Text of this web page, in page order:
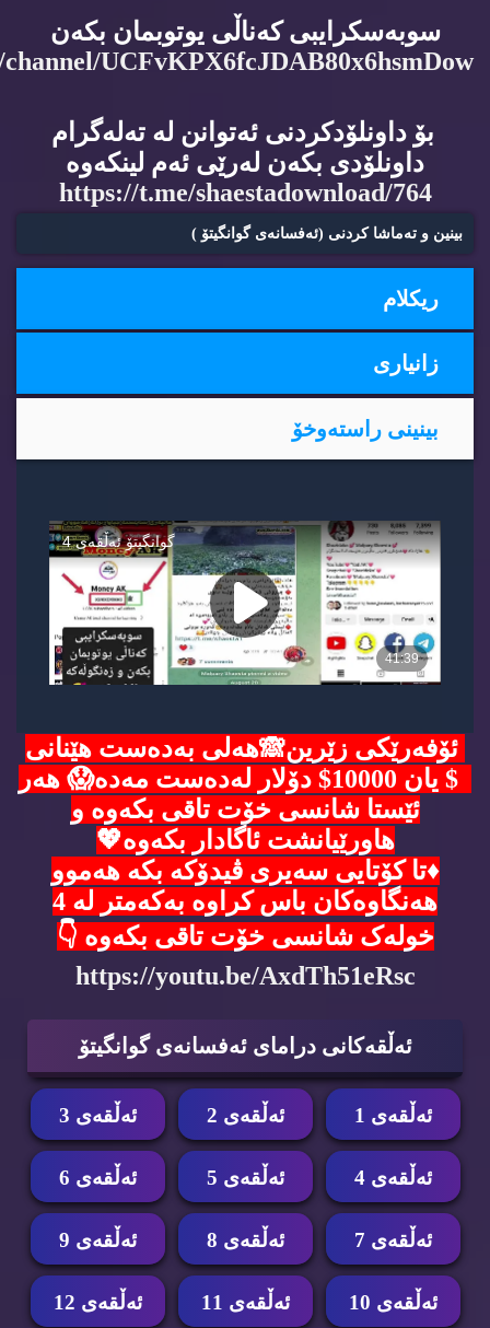
سوبه‌سكرایبی كه‌ناڵی یوتوبمان بكه‌ن
UCFvKPX6fcJDAB80x6hsmDow
بۆ داونلۆدكردنی ئه‌توانن له‌ ته‌له‌گرام
داونلۆدی بكه‌ن له‌رێی ئه‌م لینكه‌وه‌
https://t.me/shaestadownload/764
بینین و ته‌ماشا كردنی (ئه‌فسانه‌ی گوانگیتۆ )
ریكلام
زانیاری
بینینی راسته‌وخۆ
ئۆفەرێکی زێرین🙈هەلی بەدەست هێنانی
5$ یان 10000$ دۆلار لەدەست مەدە😱 هەر
ئێستا شانسی خۆت تاقی بکەوە و
هاورێیانشت ئاگادار بکەوە💖
♦️تا کۆتایی سەیری ڤیدۆکە بکە هەموو
هەنگاوەکان باس کراوە بەکەمتر لە 4
خولەک شانسی خۆت تاقی بکەوە 👇
https://youtu.be/AxdTh51eRsc
ئه‌ڵقه‌كانی درامای ئه‌فسانه‌ی گوانگیتۆ
ئه‌ڵقه‌ی 1 ئه‌ڵقه‌ی 2 ئه‌ڵقه‌ی 3
ئه‌ڵقه‌ی 4 ئه‌ڵقه‌ی 5 ئه‌ڵقه‌ی 6
ئه‌ڵقه‌ی 7 ئه‌ڵقه‌ی 8 ئه‌ڵقه‌ی 9
ئه‌ڵقه‌ی 10 ئه‌ڵقه‌ی 11 ئه‌ڵقه‌ی 12